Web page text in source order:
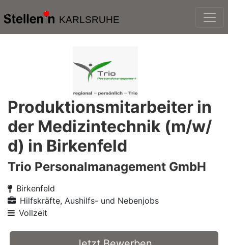
KARLSRUHE
Produktionsmitarbeiter in
der Medizintechnik (m/w/
d) in Birkenfeld
Trio Personalmanagement GmbH
Birkenfeld
Hilfskräfte, Aushilfs- und Nebenjobs
Vollzeit